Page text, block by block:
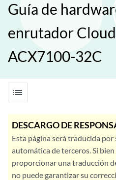
Guía de
enrutador
ACX7100-32C
list
DESCARGO DE
Esta página será traducida
automática de terceros. Si
proporcionar una traducción
no puede garantizar su